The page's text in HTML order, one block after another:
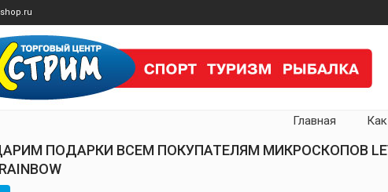
Главная
ПОДАРКИ ВСЕМ ПОКУПАТЕЛЯМ МИКРОСКОПОВ